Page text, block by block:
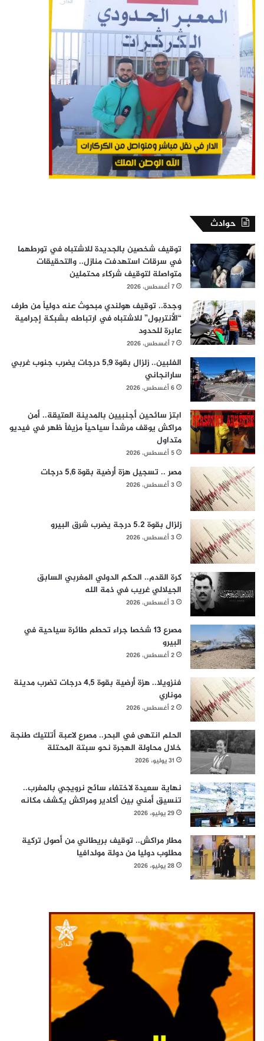
حوادث
توقيف شخصين بالجديدة للاشتباه في تورطهما
في سرقات استهدفت منازل.. والتحقيقات
متواصلة لتوقيف شركاء محتملين
7 أغسطس، 2026
وجدة.. توقيف هولندي مبحوث عنه دولياً من طرف
“الأنتربول” للاشتباه في ارتباطه بشبكة إجرامية
عابرة للحدود
7 أغسطس، 2026
الفلبين.. زلزال بقوة 5,9 درجات يضرب جنوب غربي
سارانجاني
6 أغسطس، 2026
ابتز سائحين أجنبيين بالمدينة العتيقة.. أمن
مراكش يوقف مرشداً سياحياً مزيفاً ظهر في فيديو
متداول
5 أغسطس، 2026
مصر .. تسجيل هزة أرضية بقوة 5,6 درجات
3 أغسطس، 2026
زلزال بقوة 5.2 درجة يضرب شرق البيرو
3 أغسطس، 2026
كرة القدم.. الحكم الدولي المغربي السابق
الجيلالي غريب في ذمة الله
3 أغسطس، 2026
مصرع 13 شخصا جراء تحطم طائرة سياحية في
البيرو
2 أغسطس، 2026
فنزويلا.. هزة أرضية بقوة 4,5 درجات تضرب مدينة
موناري
2 أغسطس، 2026
الحلم انتهى في البحر.. مصرع لاعبة أتلتيك طنجة
خلال محاولة الهجرة نحو سبتة المحتلة
31 يوليو، 2026
نهاية سعيدة لاختفاء سائح نرويجي بالمغرب..
تنسيق أمني بين أكادير ومراكش يكشف مكانه
29 يوليو، 2026
مطار مراكش.. توقيف بريطاني من أصول تركية
مطلوب دوليا من دولة مولدافيا
28 يوليو، 2026